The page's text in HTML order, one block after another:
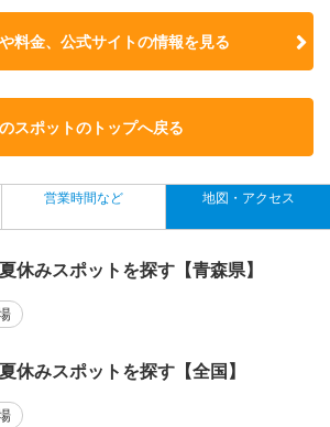
料金、公式サイトの情報を見る
スポットのトップへ戻る
営業時間など 地図・アクセス
休みスポットを探す【青森県】
休みスポットを探す【全国】